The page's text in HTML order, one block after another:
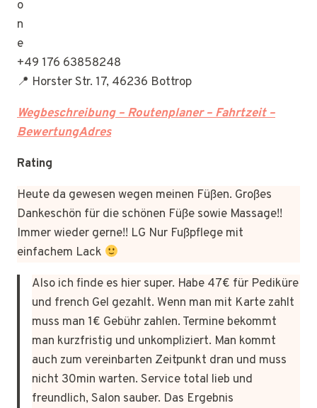
+49 176 63858248
📍 Horster Str. 17, 46236 Bottrop
Wegbeschreibung – Routenplaner – Fahrtzeit –
BewertungAdres
Rating
Heute da gewesen wegen meinen Füßen. Großes
Dankeschön für die schönen Füße sowie Massage!!
Immer wieder gerne!! LG Nur Fußpflege mit
einfachem Lack
Also ich finde es hier super. Habe 47€ für Pediküre
und french Gel gezahlt. Wenn man mit Karte zahlt
muss man 1€ Gebühr zahlen. Termine bekommt
man kurzfristig und unkompliziert. Man kommt
auch zum vereinbarten Zeitpunkt dran und muss
nicht 30min warten. Service total lieb und
freundlich, Salon sauber. Das Ergebnis